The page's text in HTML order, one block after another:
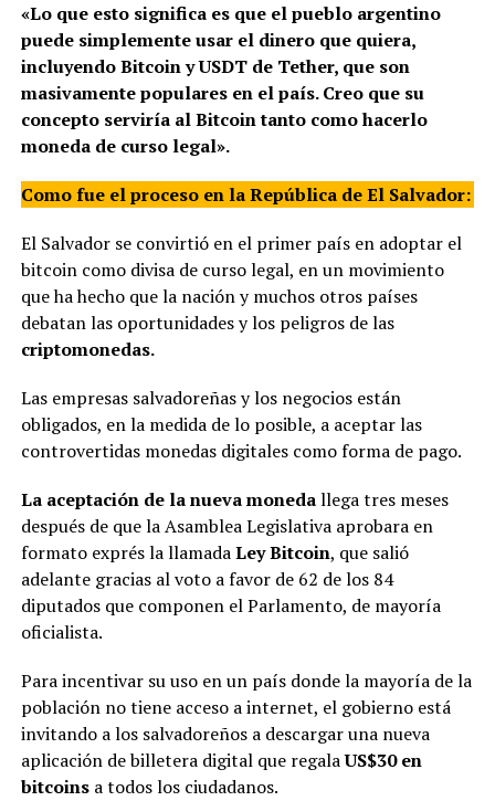
«Lo que esto significa es que el pueblo argentino
puede simplemente usar el dinero que quiera,
incluyendo Bitcoin y USDT de Tether, que son
masivamente populares en el país. Creo que su
concepto serviría al Bitcoin tanto como hacerlo
moneda de curso legal».
Como fue el proceso en la República de El Salvador:
El Salvador se convirtió en el primer país en adoptar el
bitcoin como divisa de curso legal, en un movimiento
que ha hecho que la nación y muchos otros países
debatan las oportunidades y los peligros de las
criptomonedas.
Las empresas salvadoreñas y los negocios están
obligados, en la medida de lo posible, a aceptar las
controvertidas monedas digitales como forma de pago.
La aceptación de la nueva monedallega tres meses
después de que la Asamblea Legislativa aprobara en
formato exprés la llamadaLey Bitcoin, que salió
adelante gracias al voto a favor de 62 de los 84
diputados que componen el Parlamento, de mayoría
oficialista.
Para incentivar su uso en un país donde la mayoría de la
población no tiene acceso a internet, el gobierno está
invitando a los salvadoreños a descargar una nueva
aplicación de billetera digital que regalaUS$30 en
bitcoinsa todos los ciudadanos.